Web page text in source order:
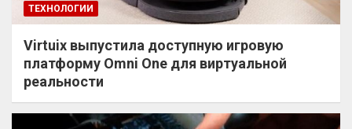
ТЕХНОЛОГИИ
Virtuix выпустила доступную игровую
платформу Omni One для виртуальной
реальности